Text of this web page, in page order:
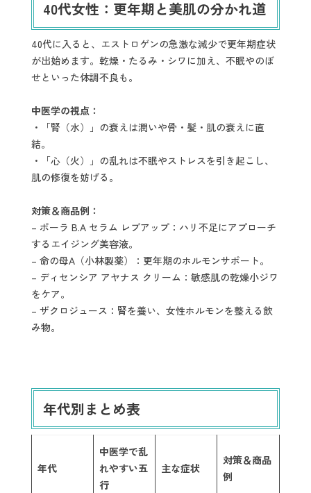
40代女性：更年期と美肌の分かれ道
40代に入ると、エストロゲンの急激な減少で更年期症状
が出始めます。乾燥・たるみ・シワに加え、不眠やのぼ
せといった体調不良も。
中医学の視点：
・「腎（水）」の衰えは潤いや骨・髪・肌の衰えに直
結。
・「心（火）」の乱れは不眠やストレスを引き起こし、
肌の修復を妨げる。
対策＆商品例：
– ポーラ B.A セラム レブアップ：ハリ不足にアプローチ
するエイジング美容液。
– 命の母A（小林製薬）：更年期のホルモンサポート。
– ディセンシア アヤナス クリーム：敏感肌の乾燥小ジワ
をケア。
– ザクロジュース：腎を養い、女性ホルモンを整える飲
み物。
年代別まとめ表
年代
中医学で乱
れやすい五
行
主な症状
対策＆商品
例